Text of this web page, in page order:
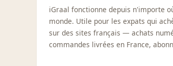
iGraal fonctionne depuis n'importe
monde. Utile pour les expats qui
sur des sites français — achats
commandes livrées en France,